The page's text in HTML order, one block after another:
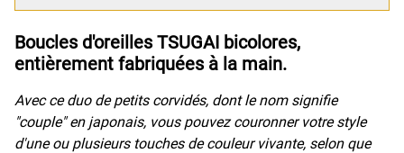
Boucles d'oreilles TSUGAI bicolores,
entièrement fabriquées à la main.
Avec ce duo de petits corvidés, dont le nom signifie
"couple" en japonais, vous pouvez couronner votre style
d'une ou plusieurs touches de couleur vivante, selon que